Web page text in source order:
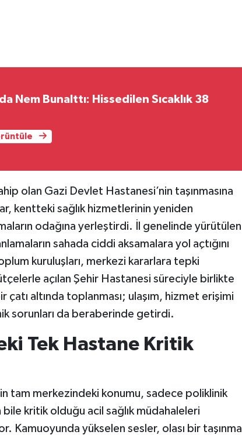
Nem Bunalttı: Hissedilen Sıcaklık 38
olan Gazi Devlet Hastanesi’nin taşınmasına
kentteki sağlık hizmetlerinin yeniden
odağına yerleştirdi. İl genelinde yürütülen
sahada ciddi aksamalara yol açtığını
kuruluşları, merkezi kararlara tepki
açılan Şehir Hastanesi süreciyle birlikte
çatı altında toplanması; ulaşım, hizmet erişimi
sorunları da beraberinde getirdi.
Tek Hastane Kritik
tam merkezindeki konumu, sadece poliklinik
kritik olduğu acil sağlık müdahaleleri
Kamuoyunda yükselen sesler, olası bir taşınma